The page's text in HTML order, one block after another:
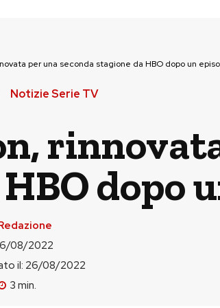
per una seconda stagione da HBO dopo un
Notizie Serie TV
dopo
08/2022
il: 26/08/2022
3 min.